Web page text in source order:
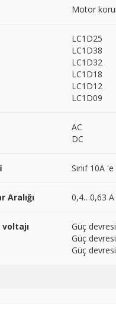
Motor
LC1D25
LC1D38
LC1D32
LC1D18
LC1D12
LC1D09
AC
DC
Sınıf 10A
Aralığı 0,4…0,63 A
voltajı
Güç
Güç
Güç